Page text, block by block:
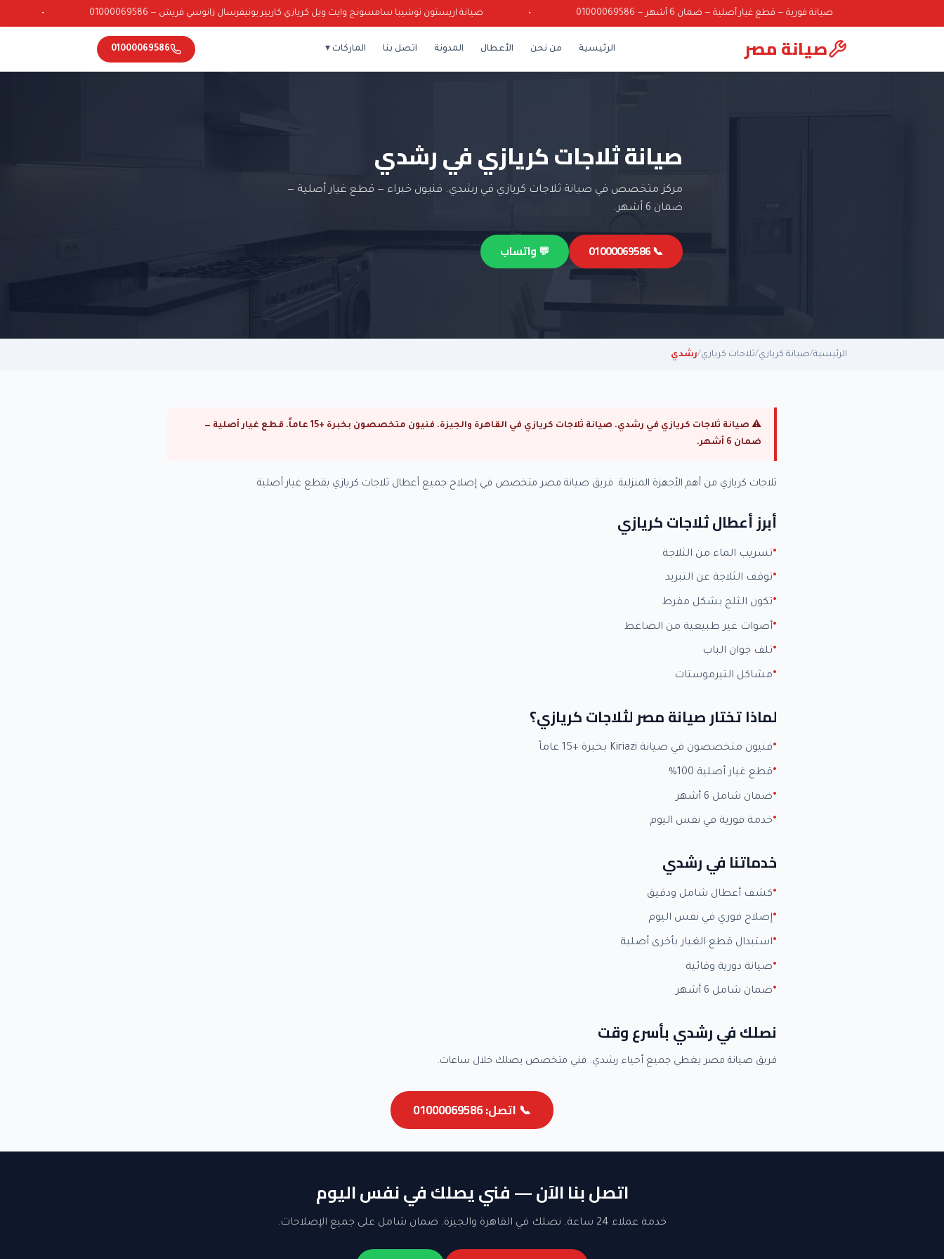
صيانة فورية — قطع غيار أصلية — ضمان 6 أشهر — 01000069586 صيانة اريستون توشيبا سامسونج وايت ويل كريازي كاريير يونيفرسال زانوسي فريش — 01000069586
صيانة مصر الرئيسية من نحن الأعطال المدونة اتصل بنا الماركات ▾ 01000069586
صيانة ثلاجات كريازي في رشدي
مركز متخصص في صيانة ثلاجات كريازي في رشدي. فنيون خبراء — قطع غيار أصلية —
ضمان 6 أشهر.
📞 01000069586 💬 واتساب
الرئيسية/صيانة كريازي/ثلاجات كريازي/رشدي
⚠ صيانة ثلاجات كريازي في رشدي. صيانة ثلاجات كريازي في القاهرة والجيزة. فنيون متخصصون بخبرة +15 عاماً. قطع غيار أصلية —
ضمان 6 أشهر.
ثلاجات كريازي من أهم الأجهزة المنزلية. فريق صيانة مصر متخصص في إصلاح جميع أعطال ثلاجات كريازي بقطع غيار أصلية.
أبرز أعطال ثلاجات كريازي
تسريب الماء من الثلاجة
توقف الثلاجة عن التبريد
تكون الثلج بشكل مفرط
أصوات غير طبيعية من الضاغط
تلف جوان الباب
مشاكل التيرموستات
لماذا تختار صيانة مصر لثلاجات كريازي؟
فنيون متخصصون في صيانة Kiriazi بخبرة +15 عاماً
قطع غيار أصلية 100%
ضمان شامل 6 أشهر
خدمة فورية في نفس اليوم
خدماتنا في رشدي
كشف أعطال شامل ودقيق
إصلاح فوري في نفس اليوم
استبدال قطع الغيار بأخرى أصلية
صيانة دورية وقائية
ضمان شامل 6 أشهر
نصلك في رشدي بأسرع وقت
فريق صيانة مصر يغطي جميع أحياء رشدي. فني متخصص يصلك خلال ساعات.
📞 اتصل: 01000069586
اتصل بنا الآن — فني يصلك في نفس اليوم
خدمة عملاء 24 ساعة. نصلك في القاهرة والجيزة. ضمان شامل على جميع الإصلاحات.